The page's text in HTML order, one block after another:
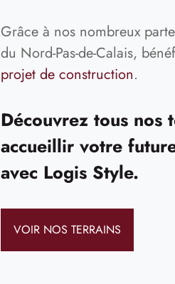
Grâce à nos nombreux
du Nord-Pas-de-Calais,
projet de construction.
Découvrez tous nos
accueillir votre
avec Logis Style.
VOIR NOS TERRAINS